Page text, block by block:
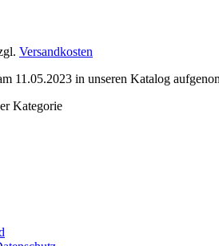
Versandkosten
11.05.2023 in unseren Katalog
Kategorie